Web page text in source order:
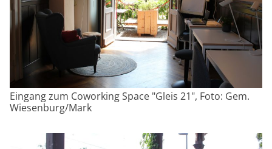
Eingang zum Coworking Space "Gleis 21", Foto: Gem.
Wiesenburg/Mark